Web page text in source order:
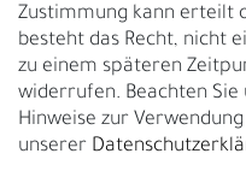
Garantie
GESCHÄFTSKUNDEN &
B2B Geschäftskunden
Zustimmung kann erteilt
besteht das Recht, nicht
zu einem späteren
widerrufen. Beachten Sie
Hinweise zur
unserer